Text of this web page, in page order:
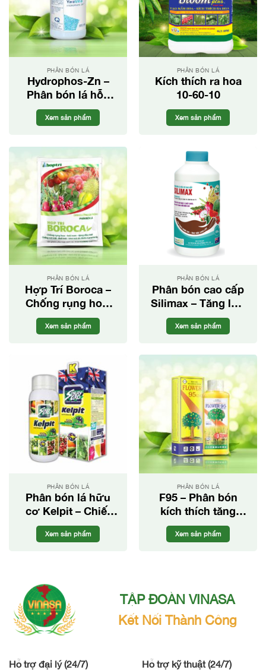
PHÂN BÓN LÁ
Hydrophos-Zn –
Phân bón lá hỗn
hợp PK
Xem sản phẩm
PHÂN BÓN LÁ
Kích thích ra hoa
10-60-10
Xem sản phẩm
PHÂN BÓN LÁ
Hợp Trí Boroca –
Chống rụng hoa,
tăng đậu trái
Xem sản phẩm
PHÂN BÓN LÁ
Phân bón cao cấp
Silimax – Tăng lực
cho cây trồng
Xem sản phẩm
PHÂN BÓN LÁ
Phân bón lá hữu
cơ Kelpit – Chiết
xuất từ rong và tảo
biển
Xem sản phẩm
PHÂN BÓN LÁ
F95 – Phân bón
kích thích tăng
trưởng
Xem sản phẩm
TẬP ĐOÀN VINASA
Kết Nối Thành Công
Hỗ trợ đại lý (24/7)
Hỗ trợ kỹ thuật (24/7)